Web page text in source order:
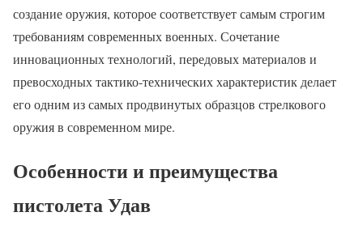
создание оружия, которое соответствует самым строгим
требованиям современных военных. Сочетание
инновационных технологий, передовых материалов и
превосходных тактико-технических характеристик делает
его одним из самых продвинутых образцов стрелкового
оружия в современном мире.
Особенности и преимущества
пистолета Удав